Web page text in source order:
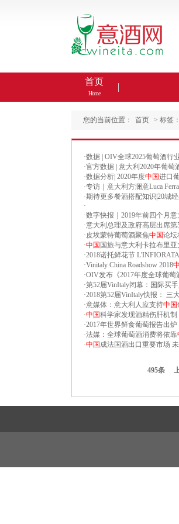
首页
Home
您的当前位置： 首页 > 标签：
·数据 | OIV全球2025葡萄酒行
·官方数据 | 意大利2020年葡萄
·数据分析| 2020年度中国进口
·专访｜意大利方澜意Luca
·期待更多餐酒搭配知识|20城
·
·数字快报｜2019年前四个月
·意大利总理及政府高层出席
·皮埃蒙特葡萄酒聚焦中国论坛
·中国 国旅与意大利卡拉布里
·2018诺托鲜花节
·Vinitaly China Roadshow 2018
·OIV发布《2017年度全球葡萄
·第52届VinItaly闭幕：国际买
·2018第52届VinItaly快报： 三
·意媒体：意大利人应支持中国
·中国科学家发现酒精伤肝机
·2017年世界鲜食葡萄报告出炉
·法媒：全球葡萄酒消费将依靠
·中国 成法国酒出口重要市场
495条